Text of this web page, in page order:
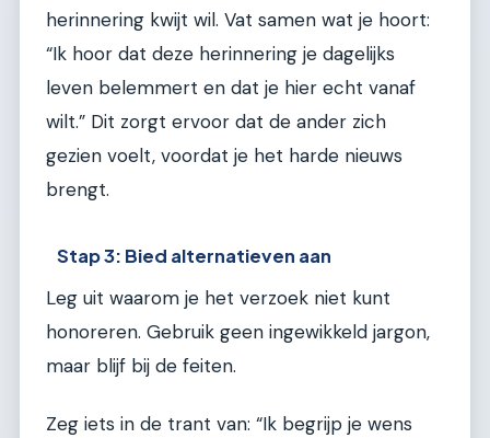
herinnering kwijt wil. Vat samen wat je hoort:
“Ik hoor dat deze herinnering je dagelijks
leven belemmert en dat je hier echt vanaf
wilt.” Dit zorgt ervoor dat de ander zich
gezien voelt, voordat je het harde nieuws
brengt.
Stap 3: Bied alternatieven aan
Leg uit waarom je het verzoek niet kunt
honoreren. Gebruik geen ingewikkeld jargon,
maar blijf bij de feiten.
Zeg iets in de trant van: “Ik begrijp je wens